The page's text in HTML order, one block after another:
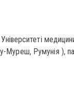
Муреш, Румунія ),